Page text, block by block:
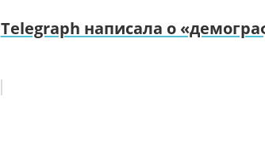
Telegraph написала о